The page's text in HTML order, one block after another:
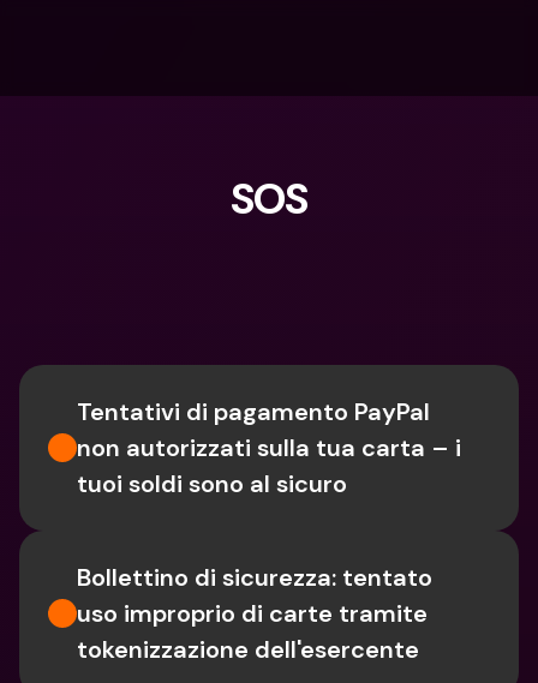
SOS
Tentativi di pagamento PayPal
non autorizzati sulla tua carta – i
tuoi soldi sono al sicuro
Bollettino di sicurezza: tentato
uso improprio di carte tramite
tokenizzazione dell'esercente